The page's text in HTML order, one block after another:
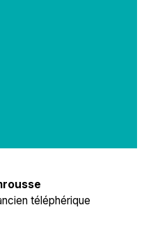
téléphérique